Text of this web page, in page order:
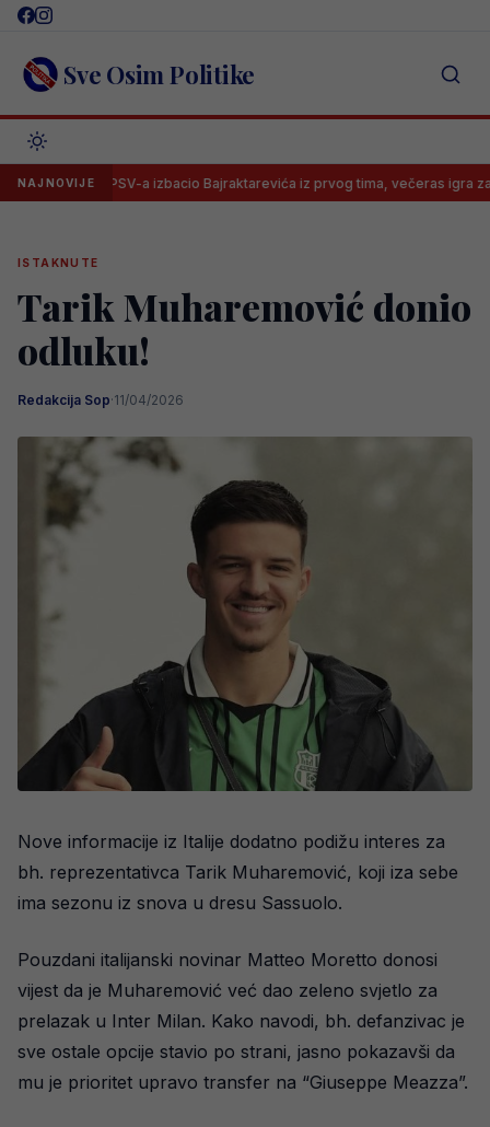
Skip
content Sve Osim Politike
NAJNOVIJE
Trener PSV-a izbacio Bajraktarevića iz prvog tima, večeras igra za Jong
ISTAKNUTE
Tarik Muharemović donio
odluku!
Redakcija Sop·11/04/2026
Nove informacije iz Italije dodatno podižu interes za
bh. reprezentativca Tarik Muharemović, koji iza sebe
ima sezonu iz snova u dresu Sassuolo.
Pouzdani italijanski novinar Matteo Moretto donosi
vijest da je Muharemović već dao zeleno svjetlo za
prelazak u Inter Milan. Kako navodi, bh. defanzivac je
sve ostale opcije stavio po strani, jasno pokazavši da
mu je prioritet upravo transfer na “Giuseppe Meazza”.